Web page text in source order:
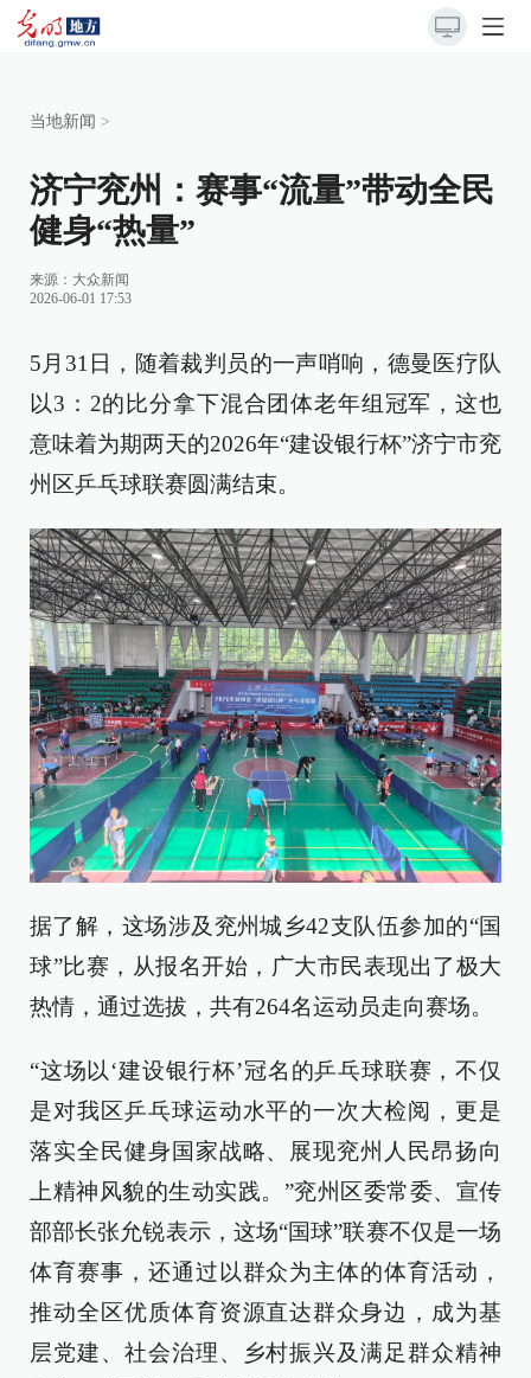
当地新闻 >
济宁兖州：赛事“流量”带动全民
健身“热量”
来源： 大众新闻
2026-06-01 17:53
5月31日，随着裁判员的一声哨响，德曼医疗队
以3：2的比分拿下混合团体老年组冠军，这也
意味着为期两天的2026年“建设银行杯”济宁市兖
州区乒乓球联赛圆满结束。
据了解，这场涉及兖州城乡42支队伍参加的“国
球”比赛，从报名开始，广大市民表现出了极大
热情，通过选拔，共有264名运动员走向赛场。
“这场以‘建设银行杯’冠名的乒乓球联赛，不仅
是对我区乒乓球运动水平的一次大检阅，更是
落实全民健身国家战略、展现兖州人民昂扬向
上精神风貌的生动实践。”兖州区委常委、宣传
部部长张允锐表示，这场“国球”联赛不仅是一场
体育赛事，还通过以群众为主体的体育活动，
推动全区优质体育资源直达群众身边，成为基
层党建、社会治理、乡村振兴及满足群众精神